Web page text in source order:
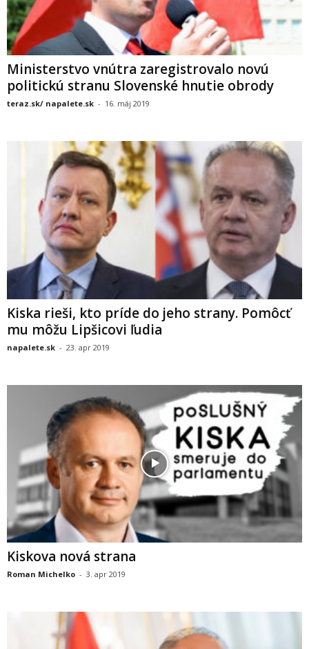
Ministerstvo vnútra zaregistrovalo novú
politickú stranu Slovenské hnutie obrody
teraz.sk/ napalete.sk - 16. máj 2019
Kiska rieši, kto príde do jeho strany. Pomôcť
mu môžu Lipšicovi ľudia
napalete.sk - 23. apr 2019
Kiskova nová strana
Roman Michelko - 3. apr 2019